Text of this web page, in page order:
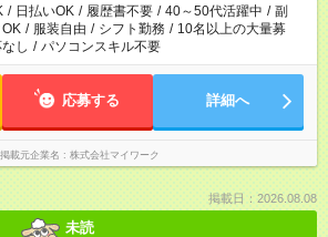
/ 日払いOK / 履歴書不要 / 40～50代活躍中 / 副
/ 服装自由 / シフト勤務 / 10名以上の大量募
し / パソコンスキル不要
応募する 詳細へ
掲載元企業名 株式会社マイワーク
掲載日：2026.08.08
未読